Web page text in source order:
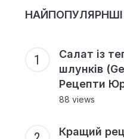
Салат із
шлунків
Рецепти
88 views
Кращий